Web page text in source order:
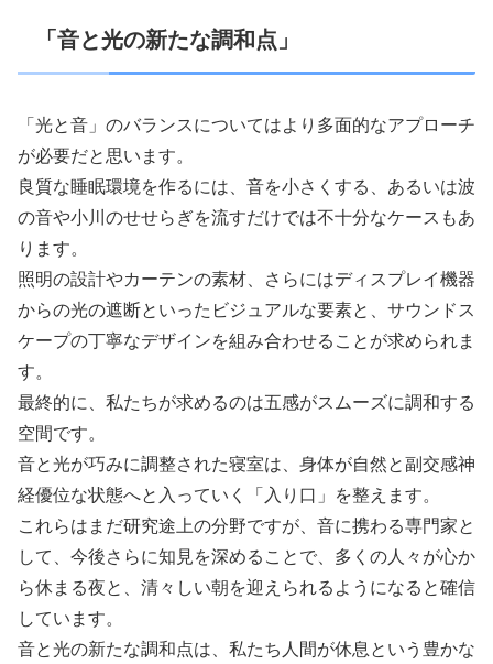
「音と光の新たな調和点」
「光と音」のバランスについてはより多面的なアプローチ
が必要だと思います。
良質な睡眠環境を作るには、音を小さくする、あるいは波
の音や小川のせせらぎを流すだけでは不十分なケースもあ
ります。
照明の設計やカーテンの素材、さらにはディスプレイ機器
からの光の遮断といったビジュアルな要素と、サウンドス
ケープの丁寧なデザインを組み合わせることが求められま
す。
最終的に、私たちが求めるのは五感がスムーズに調和する
空間です。
音と光が巧みに調整された寝室は、身体が自然と副交感神
経優位な状態へと入っていく「入り口」を整えます。
これらはまだ研究途上の分野ですが、音に携わる専門家と
して、今後さらに知見を深めることで、多くの人々が心か
ら休まる夜と、清々しい朝を迎えられるようになると確信
しています。
音と光の新たな調和点は、私たち人間が休息という豊かな